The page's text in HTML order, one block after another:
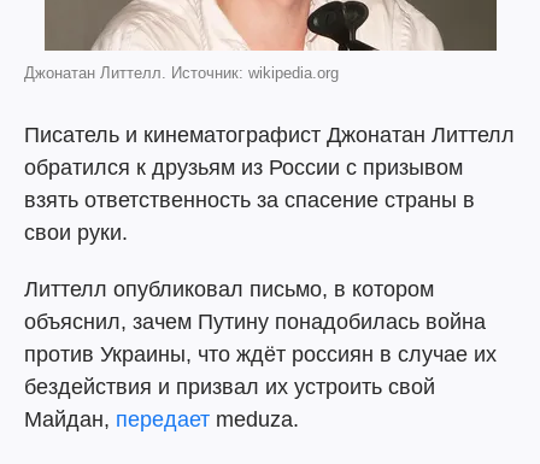
Джонатан Литтелл. Источник: wikipedia.org
Писатель и кинематографист Джонатан Литтелл
обратился к друзьям из России с призывом
взять ответственность за спасение страны в
свои руки.
Литтелл опубликовал письмо, в котором
объяснил, зачем Путину понадобилась война
против Украины, что ждёт россиян в случае их
бездействия и призвал их устроить свой
Майдан, передает meduza.